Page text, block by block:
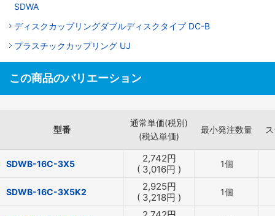
SDWA
ディスクカップリングダブルディスクタイプ DC-B
プラスチックカップリング UJ
この商品のバリエーション
型番
通常単価(税別)
(税込単価)
最小発注数量
SDWB-16C-3X5 2,742円
( 3,016円 ) 1個
SDWB-16C-3X5K2 2,925円
( 3,218円 ) 1個